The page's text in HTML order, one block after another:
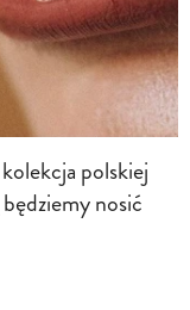
polskiej
nosić